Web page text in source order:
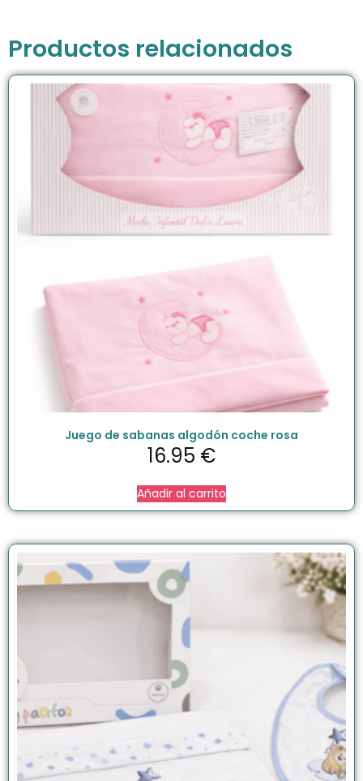
Productos relacionados
Juego de sabanas algodón coche rosa
16.95 €
Añadir al carrito